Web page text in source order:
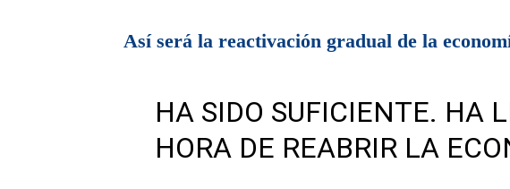
Así será la reactivación gradual de la
HA SIDO SUFICIENTE. HA
HORA DE REABRIR LA